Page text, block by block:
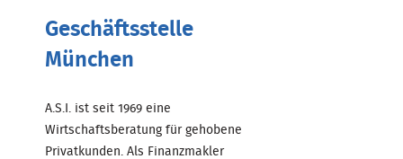
Geschäftsstelle
München
A.S.I. ist seit 1969 eine
Wirtschaftsberatung für gehobene
Privatkunden. Als Finanzmakler